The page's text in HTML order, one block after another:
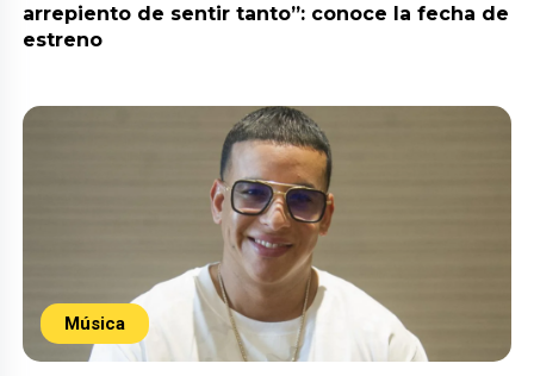
arrepiento de sentir tanto”: conoce la fecha de
estreno
Música